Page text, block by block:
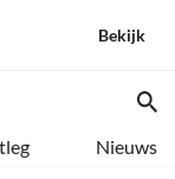
Bekijk
Nieuws